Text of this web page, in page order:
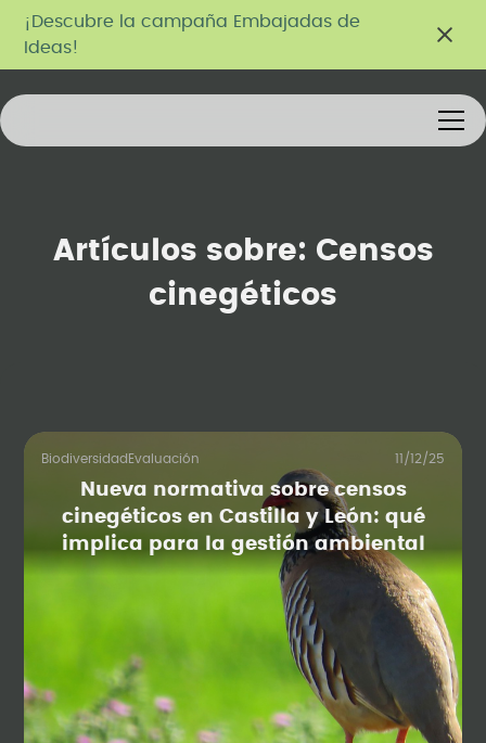
¡Descubre la campaña Embajadas de
Ideas!
Artículos sobre: Censos
cinegéticos
Biodiversidad Evaluación 11/12/25
Nueva normativa sobre censos
cinegéticos en Castilla y León: qué
implica para la gestión ambiental